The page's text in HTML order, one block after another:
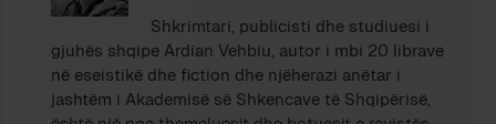
Shkrimtari, publicisti dhe studiuesi i
gjuhës shqipe Ardian Vehbiu, autor i mbi 20 librave
në eseistikë dhe fiction dhe njëherazi anëtar i
jashtëm i Akademisë së Shkencave të Shqipërisë,